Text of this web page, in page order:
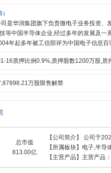
）
等中国半导体企业,经过多年的发展及一
年起多年被工信部评为中国电子信息
的IDM半导体企业,坚持以“长三角+成渝
两大业务板块。公司产品设计自主、制
方案供应商。
16质押比例0.9%,质押股数1200万股,质
,87898.21万股限售解禁
总市值
813.00亿
【公司简介】 公司于2020
【所属板块】 电子,半导体,集成电路制造,密集调研,科技风格,大盘股,
【主营产品】 主营产品：报告期：2025-12-31,产品与方案收入60.28亿